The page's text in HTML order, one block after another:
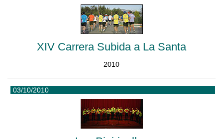
XIV Carrera Subida a La Santa
2010
03/10/2010